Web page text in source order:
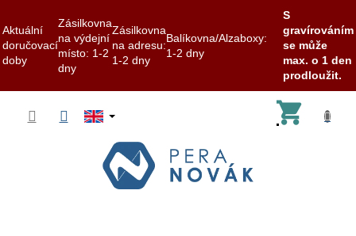
Aktuální
doručovací
doby
Zásilkovna
na výdejní
místo: 1-2
dny
Zásilkovna
na adresu:
1-2 dny
Balíkovna/Alzaboxy:
1-2 dny
S
gravírováním
se může
max. o 1 den
prodloužit.